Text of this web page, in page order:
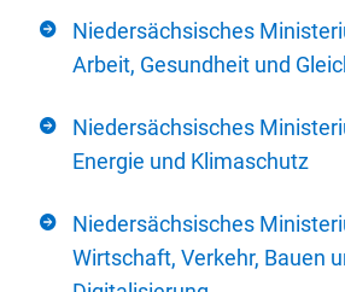
Niedersächsisches
Arbeit, Gesundheit und
Niedersächsisches
Energie und Klimaschutz
Niedersächsisches
Wirtschaft, Verkehr, Bauen